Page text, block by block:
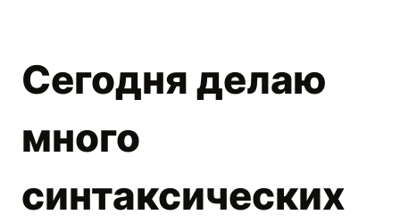
Сегодня делаю
много
синтаксических